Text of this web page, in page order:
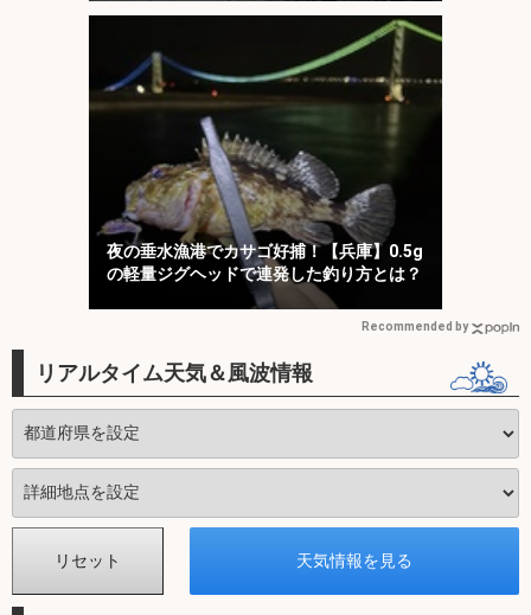
夜の垂水漁港でカサゴ好捕！【兵庫】0.5g
の軽量ジグヘッドで連発した釣り方とは？
Recommended by
リアルタイム天気＆風波情報